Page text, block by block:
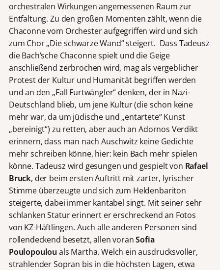
orchestralen Wirkungen angemessenen Raum zur
Entfaltung. Zu den großen Momenten zählt, wenn die
Chaconne vom Orchester aufgegriffen wird und sich
zum Chor „Die schwarze Wand“ steigert. Dass Tadeusz
die Bach’sche Chaconne spielt und die Geige
anschließend zerbrochen wird, mag als vergeblicher
Protest der Kultur und Humanität begriffen werden
und an den „Fall Furtwängler“ denken, der in Nazi-
Deutschland blieb, um jene Kultur (die schon keine
mehr war, da um jüdische und „entartete“ Kunst
„bereinigt“) zu retten, aber auch an Adornos Verdikt
erinnern, dass man nach Auschwitz keine Gedichte
mehr schreiben könne, hier: kein Bach mehr spielen
könne. Tadeusz wird gesungen und gespielt von Rafael
Bruck, der beim ersten Auftritt mit zarter, lyrischer
Stimme überzeugte und sich zum Heldenbariton
steigerte, dabei immer kantabel singt. Mit seiner sehr
schlanken Statur erinnert er erschreckend an Fotos
von KZ-Häftlingen. Auch alle anderen Personen sind
rollendeckend besetzt, allen voranSofia
Poulopoulou als Martha. Welch ein ausdrucksvoller,
strahlender Sopran bis in die höchsten Lagen, etwa